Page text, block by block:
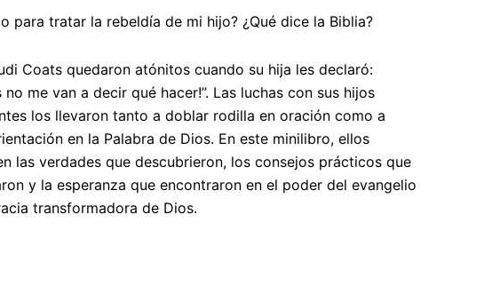
para tratar la rebeldía de mi hijo? ¿Qué dice la Biblia?
Coats quedaron atónitos cuando su hija les declaró:
no me van a decir qué hacer!”. Las luchas con sus hijos
los llevaron tanto a doblar rodilla en oración como a
en la Palabra de Dios. En este minilibro, ellos
las verdades que descubrieron, los consejos prácticos que
y la esperanza que encontraron en el poder del evangelio
transformadora de Dios.